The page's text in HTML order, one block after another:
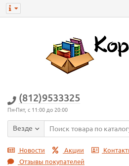
(812)9533325
Пн-Пят, с 11:00 до 20:00
Везде
Новости Акции
Отзывы покупателей